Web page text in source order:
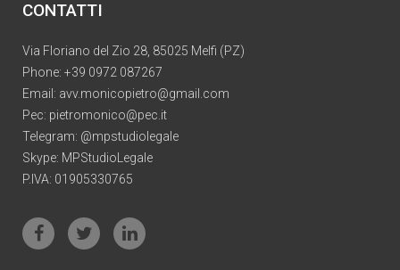
CONTATTI
Via Floriano del Zio 28, 85025 Melfi (PZ)
Phone: +39 0972 087267
Email: avv.monicopietro@gmail.com
Pec: pietromonico@pec.it
Telegram: @mpstudiolegale
Skype: MPStudioLegale
P.IVA: 01905330765